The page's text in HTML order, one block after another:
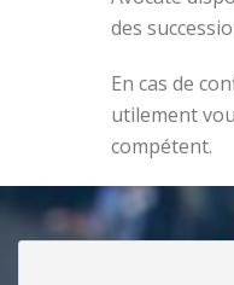
des
En cas de
utilement
compétent.